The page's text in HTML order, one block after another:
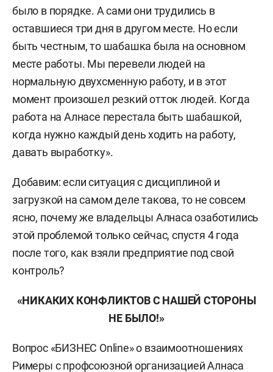
было в порядке. А сами они трудились в
оставшиеся три дня в другом месте. Но если
быть честным, то шабашка была на основном
месте работы. Мы перевели людей на
нормальную двухсменную работу, и в этот
момент произошел резкий отток людей. Когда
работа на Алнасе перестала быть шабашкой,
когда нужно каждый день ходить на работу,
давать выработку».
Добавим: если ситуация с дисциплиной и
загрузкой на самом деле такова, то не совсем
ясно, почему же владельцы Алнаса озаботились
этой проблемой только сейчас, спустя 4 года
после того, как взяли предприятие под свой
контроль?
«НИКАКИХ КОНФЛИКТОВ С НАШЕЙ СТОРОНЫ
НЕ БЫЛО!»
Вопрос «БИЗНЕС Online» о взаимоотношениях
Римеры с профсоюзной организацией Алнаса